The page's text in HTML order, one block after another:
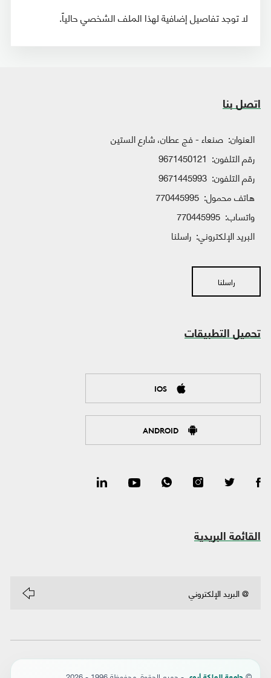
لا توجد تفاصيل إضافية لهذا الملف الشخصي حالياً.
اتصل بنا
العنوان: صنعاء - فج عطان، شارع الستين
رقم التلفون: 9671450121
رقم التلفون: 9671445993
هاتف محمول: 770445995
واتساب:
البريد الإلكتروني: راسلنا
راسلنا
تحميل التطبيقات
IOS
ANDROID
القائمة البريدية